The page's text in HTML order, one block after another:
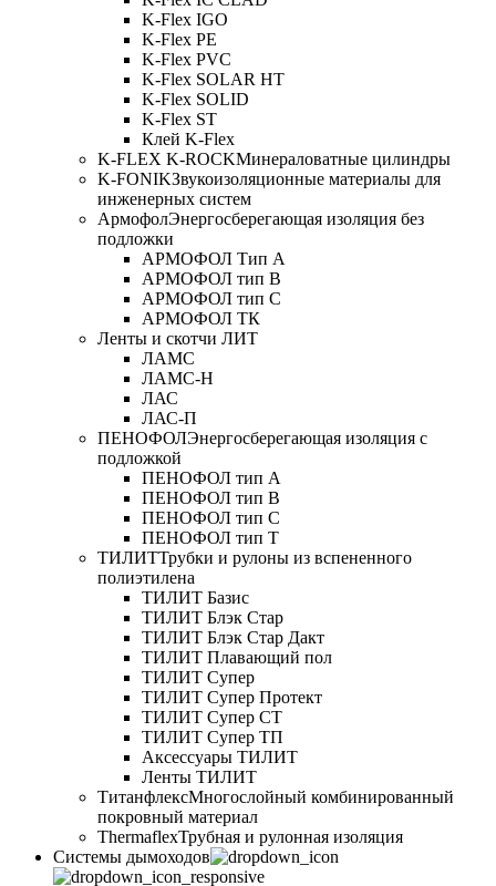
K-Flex IGO
K-Flex PE
K-Flex PVC
K-Flex SOLAR HT
K-Flex SOLID
K-Flex ST
Клей K-Flex
K-FLEX K-ROCKМинераловатные цилиндры
K-FONIKЗвукоизоляционные материалы для
инженерных систем
АрмофолЭнергосберегающая изоляция без
подложки
АРМОФОЛ Тип А
АРМОФОЛ тип В
АРМОФОЛ тип C
АРМОФОЛ ТК
Ленты и скотчи ЛИТ
ЛАМС
ЛАМС-Н
ЛАС
ЛАС-П
ПЕНОФОЛЭнергосберегающая изоляция с
подложкой
ПЕНОФОЛ тип А
ПЕНОФОЛ тип B
ПЕНОФОЛ тип C
ПЕНОФОЛ тип T
ТИЛИТТрубки и рулоны из вспененного
полиэтилена
ТИЛИТ Базис
ТИЛИТ Блэк Стар
ТИЛИТ Блэк Стар Дакт
ТИЛИТ Плавающий пол
ТИЛИТ Супер
ТИЛИТ Супер Протект
ТИЛИТ Супер СТ
ТИЛИТ Супер ТП
Аксессуары ТИЛИТ
Ленты ТИЛИТ
ТитанфлексМногослойный комбинированный
покровный материал
ThermaflexТрубная и рулонная изоляция
Cистемы дымоходов